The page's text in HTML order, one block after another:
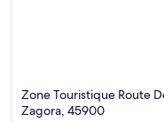
Zone Touristique Route
Zagora, 45900